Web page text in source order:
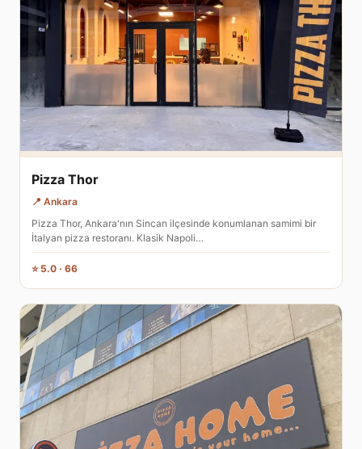
Pizza Thor
📍 Ankara
Pizza Thor, Ankara'nın Sincan ilçesinde konumlanan samimi bir
İtalyan pizza restoranı. Klasik Napoli…
⭐ 5.0 · 66